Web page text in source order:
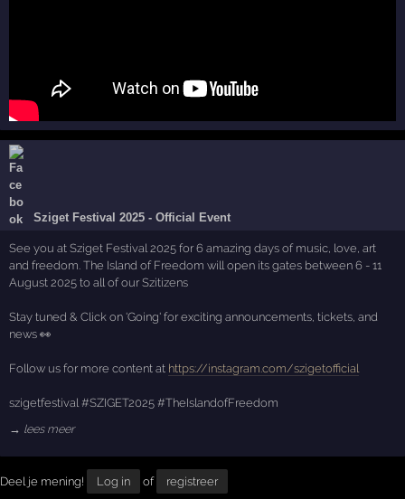
Sziget Festival 2025 - Official Event
See you at Sziget Festival 2025 for 6 amazing days of music, love, art
and freedom. The Island of Freedom will open its gates between 6 - 11
August 2025 to all of our Szitizens
Stay tuned & Click on 'Going' for exciting announcements, tickets, and
news 👀
Follow us for more content at https://instagram.com/szigetofficial
szigetfestival #SZIGET2025 #TheIslandofFreedom
→ lees meer
Deel je mening! Log in of registreer